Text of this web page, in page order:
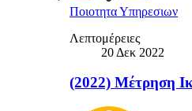
Ποιοτητα Υπηρεσιων
Λεπτομέρειες
20 Δεκ 2022
(2022) Μέτρηση